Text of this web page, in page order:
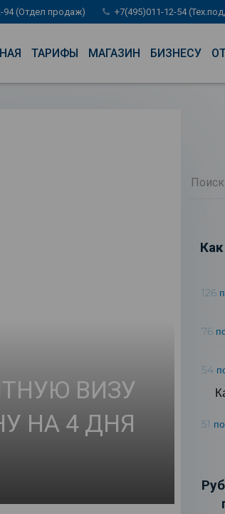
94 (Отдел продаж) +7(495)011-12-54
ТАРИФЫ МАГАЗИН БИЗНЕСУ
ВИЗУ
НА 4 ДНЯ
126
76
54
51